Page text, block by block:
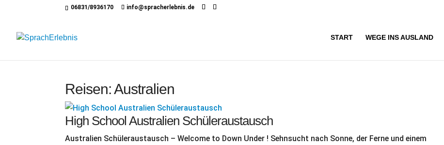
06831/8936170 info@spracherlebnis.de
START WEGE INS AUSLAND
Reisen: Australien
High School Australien Schüleraustausch
Australien Schüleraustausch – Welcome to Down Under ! Sehnsucht nach Sonne, der Ferne und einem